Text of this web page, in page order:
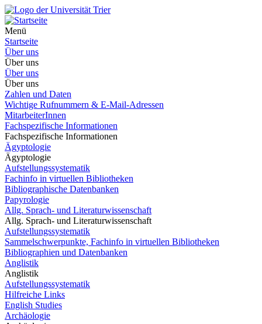
Menü
Startseite
Über uns
Über uns
Über uns
Über uns
Zahlen und Daten
Wichtige Rufnummern & E-Mail-Adressen
MitarbeiterInnen
Fachspezifische Informationen
Fachspezifische Informationen
Ägyptologie
Ägyptologie
Aufstellungssystematik
Fachinfo in virtuellen Bibliotheken
Bibliographische Datenbanken
Papyrologie
Allg. Sprach- und Literaturwissenschaft
Allg. Sprach- und Literaturwissenschaft
Aufstellungssystematik
Sammelschwerpunkte, Fachinfo in virtuellen Bibliotheken
Bibliographien und Datenbanken
Anglistik
Anglistik
Aufstellungssystematik
Hilfreiche Links
English Studies
Archäologie